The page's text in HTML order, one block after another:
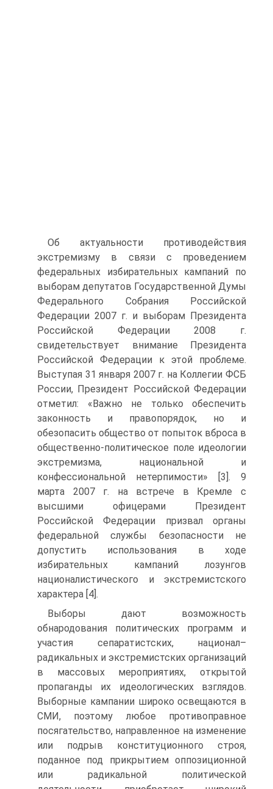
Об актуальности противодействия
экстремизму в связи с проведением
федеральных избирательных кампаний по
выборам депутатов Государственной Думы
Федерального Собрания Российской
Федерации 2007 г. и выборам Президента
Российской Федерации 2008 г.
свидетельствует внимание Президента
Российской Федерации к этой проблеме.
Выступая 31 января 2007 г. на Коллегии ФСБ
России, Президент Российской Федерации
отметил: «Важно не только обеспечить
законность и правопорядок, но и
обезопасить общество от попыток вброса в
общественно-политическое поле идеологии
экстремизма, национальной и
конфессиональной нетерпимости» [3]. 9
марта 2007 г. на встрече в Кремле с
высшими офицерами Президент
Российской Федерации призвал органы
федеральной службы безопасности не
допустить использования в ходе
избирательных кампаний лозунгов
националистического и экстремистского
характера [4].
Выборы дают возможность
обнародования политических программ и
участия сепаратистских, национал–
радикальных и экстремистских организаций
в массовых мероприятиях, открытой
пропаганды их идеологических взглядов.
Выборные кампании широко освещаются в
СМИ, поэтому любое противоправное
посягательство, направленное на изменение
или подрыв конституционного строя,
поданное под прикрытием оппозиционной
или радикальной политической